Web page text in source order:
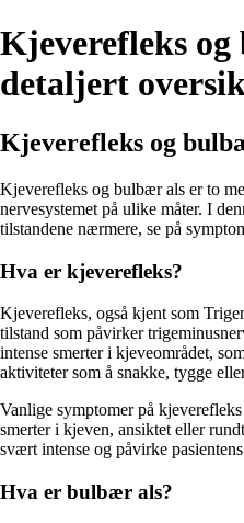
Kjeverefleks
detaljert
Kjeverefleks og
Kjeverefleks og bulbær als er to
nervesystemet på ulike måter. I
tilstandene nærmere, se på
Hva er kjeverefleks?
Kjeverefleks, også kjent som
tilstand som påvirker
intense smerter i kjeveområdet,
aktiviteter som å snakke, tygge
Vanlige symptomer på
smerter i kjeven, ansiktet eller
svært intense og påvirke
Hva er bulbær als?